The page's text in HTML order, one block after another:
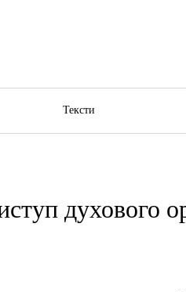
Тексти
духового